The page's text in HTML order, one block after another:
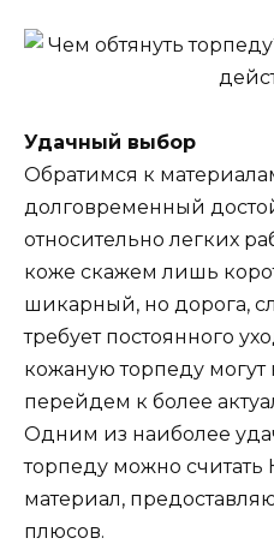
Удачный выбор
Обратимся к
долговременный
относительно легких
коже скажем лишь
шикарный, но дорога,
требует постоянного
кожаную торпеду могут
перейдем к более
Одним из наиболее
торпеду можно считать
материал,
плюсов.